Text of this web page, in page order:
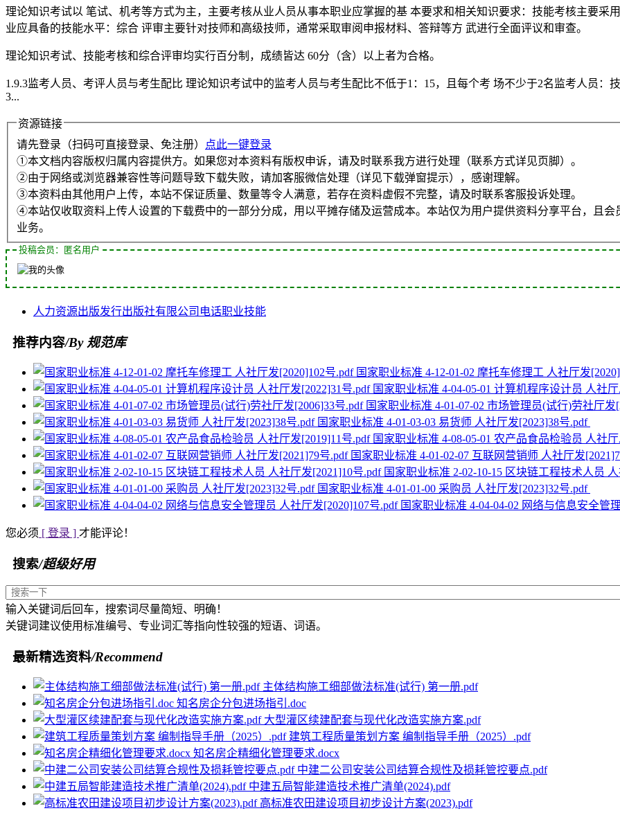
理论知识考试以 笔试、机考等方式为主，主要考核从业人员从事本职业应掌握的基 本要求和相关知识要求：技能考核主要采
业应具备的技能水平：综合 评审主要针对技师和高级技师，通常采取审阅申报材料、答辩等方 武进行全面评议和审查。
理论知识考试、技能考核和综合评审均实行百分制，成绩皆达 60分（含）以上者为合格。
1.9.3监考人员、考评人员与考生配比 理论知识考试中的监考人员与考生配比不低于1：15，且每个考 场不少于2名监考人员：
3...
资源链接
请先登录（扫码可直接登录、免注册）
点此一键登录
①本文档内容版权归属内容提供方。如果您对本资料有版权申诉，请及时联系我方进行处理（联系方式详见页脚）。
②由于网络或浏览器兼容性等问题导致下载失败，请加客服微信处理（详见下载弹窗提示），感谢理解。
③本资料由其他用户上传，本站不保证质量、数量等令人满意，若存在资料虚假不完整，请及时联系客服投诉处理。
④本站仅收取资料上传人设置的下载费中的一部分分成，用以平摊存储及运营成本。本站仅为用户提供资料分享平台，且
业务。
投稿会员：匿名用户
人力资源出版发行出版社有限公司 电话职业技能
推荐内容/By 规范库
国家职业标准 4-12-01-02 摩托车修理工 人社厅发
国家职业标准 4-04-05-01 计算机程序设计员 人社
国家职业标准 4-01-07-02 市场管理员(试行)劳社厅发
国家职业标准 4-01-03-03 易货师 人社厅发[2023]38号.pdf
国家职业标准 4-08-05-01 农产品食品检验员 人社
国家职业标准 4-01-02-07 互联网营销师 人社厅发
国家职业标准 2-02-10-15 区块链工程技术人员
国家职业标准 4-01-01-00 采购员 人社厅发[2023]32号.pdf
国家职业标准 4-04-04-02 网络与信息安全管
您必须 [ 登录 ] 才能评论！
搜索/超级好用
输入关键词后回车，搜索词尽量简短、明确！
关键词建议使用标准编号、专业词汇等指向性较强的短语、词语。
最新精选资料/Recommend
主体结构施工细部做法标准(试行) 第一册.pdf
知名房企分包进场指引.doc
大型灌区续建配套与现代化改造实施方案.pdf
建筑工程质量策划方案 编制指导手册（2025）.pdf
知名房企精细化管理要求.docx
中建二公司安装公司结算合规性及损耗管控要点.pdf
中建五局智能建造技术推广清单(2024).pdf
高标准农田建设项目初步设计方案(2023).pdf